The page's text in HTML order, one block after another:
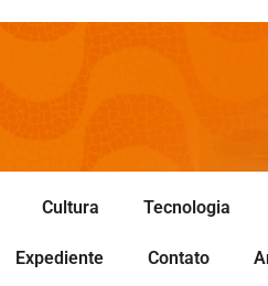
Cultura Tecnologia
Expediente Contato